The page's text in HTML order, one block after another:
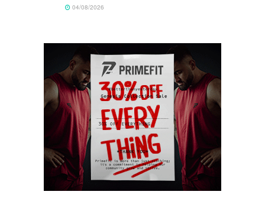
04/08/2026